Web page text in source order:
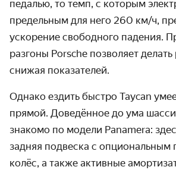
педалью, то темп, с которым
предельным для него 260 км/ч,
ускорение свободного падения.
разгоны Porsche позволяет
снижая показателей.
Однако ездить быстро Taycan
прямой. Доведённое до ума
знакомо по модели Panamera:
задняя подвеска с опциональ­ным
колёс, а также активные